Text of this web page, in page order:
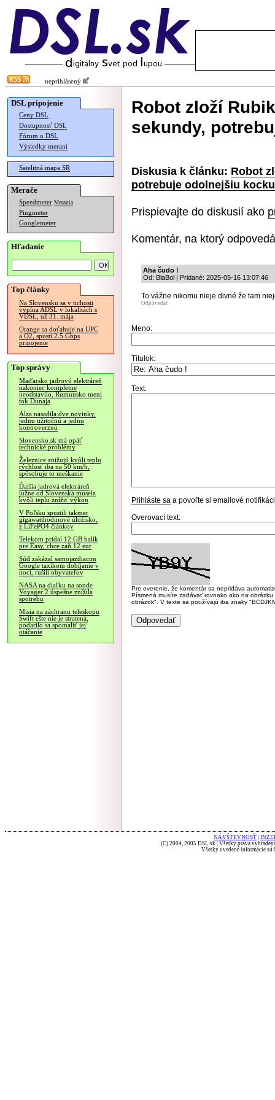
neprihlásený
DSL pripojenie
Ceny DSL
Dostupnosť DSL
Fórum o DSL
Výsledky meraní
Satelitná mapa SR
Merače
Speedmeter Merania
Pingmeter
Googlemeter
Hľadanie
Top články
Na Slovensku sa v tichosti
vypína ADSL v lokalitách s
VDSL, už 31. mája
Orange sa doťahuje na UPC
a O2, spustí 2.5 Gbps
pripojenie
Top správy
Maďarsko jadrovú elektráreň
nakoniec kompletne
neodstavilo, Rumunsko mení
tok Dunaja
Alza nasadila dve novinky,
jednu užitočnú a jednu
kontroverznú
Slovensko.sk má opäť
technické problémy
Železnice znižujú kvôli teplu
rýchlosť iba na 50 km/h,
spôsobuje to meškanie
Ďalšia jadrová elektráreň
južne od Slovenska musela
kvôli teplu znížiť výkon
V Poľsku spustili takmer
gigawatthodinové úložisko,
z LiFePO4 článkov
Telekom pridal 12 GB balík
pre Easy, chce zaň 12 eur
Súd zakázal samojazdiacim
Google taxíkom dobíjanie v
noci, rušili obyvateľov
NASA na diaľku na sonde
Voyager 2 úspešne znížila
spotrebu
Misia na záchranu teleskopu
Swift ešte nie je stratená,
podarilo sa spomaliť jej
otáčanie
Robot zloží
sekundy,
Diskusia k článku: Robot
potrebuje odolnejšiu kocku
Prispievajte do diskusií ako
Komentár, na ktorý
Aha čudo !
Od: BlaBol | Pridané: 2025-05-16 13:07:46
To vážne nikomu nieje divné že tam
Odpovedať
Meno:
Titulok:
Text:
Prihláste sa a povoľte si emailové
Overovací text:
Pre overenie, že komentár sa nepridáva
Písmená musíte zadávať rovnako ako na
obrázok". V texte sa používajú iba znaky
NÁVŠTEVNOSŤ
(C) 2004, 2005 DSL.sk | Všetky práva
Všetky uvedené informácie sú